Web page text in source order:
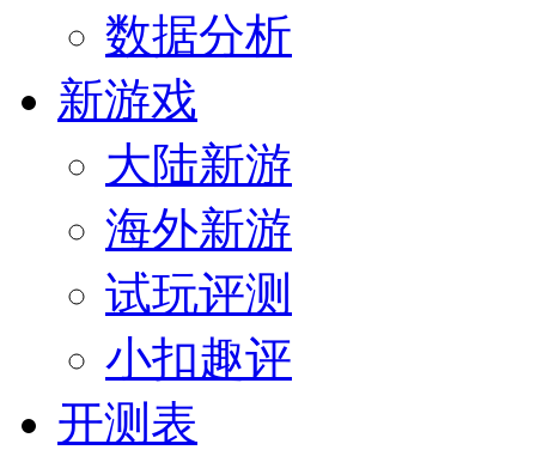
数据分析
新游戏
大陆新游
海外新游
试玩评测
小扣趣评
开测表